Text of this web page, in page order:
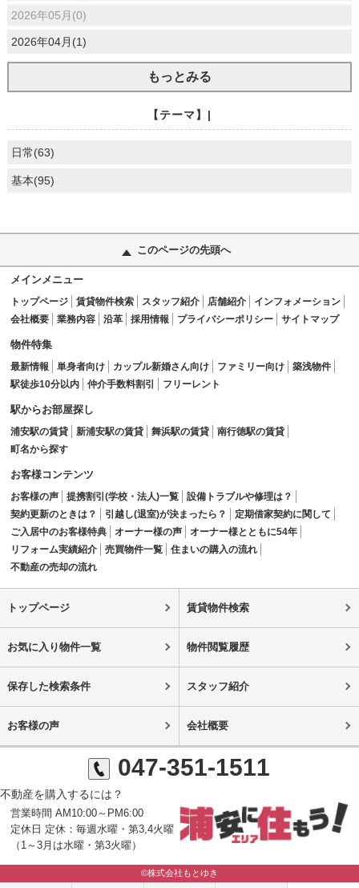
2026年05月(0)
2026年04月(1)
もっとみる
【テーマ】|
日常(63)
基本(95)
このページの先頭へ
メインメニュー
トップページ 賃貸物件検索 スタッフ紹介 店舗紹介
インフォメーション
会社概要
業務内容 沿革 採用情報 プライバシーポリシー サイトマップ
物件特集
最新情報 単身者向け カップル新婚さん向け ファミリー向け
築浅物件
駅徒歩10分以内
仲介手数料割引 フリーレント
駅からお部屋探し
浦安駅の賃貸 新浦安駅の賃貸 舞浜駅の賃貸
南行徳駅の賃貸
町名から探す
お客様コンテンツ
お客様の声 提携割引(学校・法人)一覧
設備トラブルや修理は？
契約更新のときは？
引越し(退室)が決まったら？
定期借家契約に関して
ご入居中のお客様特典
オーナー様の声
オーナー様とともに54年
リフォーム実績紹介
売買物件一覧
住まいの購入の流れ
不動産の売却の流れ
トップページ 賃貸物件検索
お気に入り物件一覧 物件閲覧履歴
保存した検索条件 スタッフ紹介
お客様の声 会社概要
047-351-1511
不動産を購入するには？
営業時間 AM10:00～PM6:00
定休日 定休：毎週水曜・第3,4火曜
（1～3月は水曜・第3火曜）
©株式会社もとゆき